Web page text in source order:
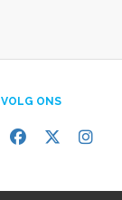
VOLG ONS